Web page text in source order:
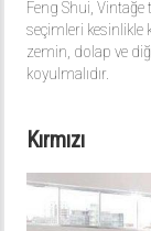
Feng Shui,
seçimleri kesinlikle
zemin, dolap ve
koyulmalıdır.
Kırmızı